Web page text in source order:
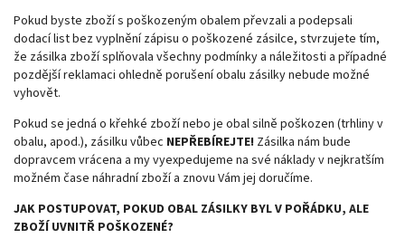
Pokud byste zboží s poškozeným obalem převzali a podepsali
dodací list bez vyplnění zápisu o poškozené zásilce, stvrzujete tím,
že zásilka zboží splňovala všechny podmínky a náležitosti a případné
pozdější reklamaci ohledně porušení obalu zásilky nebude možné
vyhovět.
Pokud se jedná o křehké zboží nebo je obal silně poškozen (trhliny v
obalu, apod.), zásilku vůbec NEPŘEBÍREJTE! Zásilka nám bude
dopravcem vrácena a my vyexpedujeme na své náklady v nejkratším
možném čase náhradní zboží a znovu Vám jej doručíme.
JAK POSTUPOVAT, POKUD OBAL ZÁSILKY BYL V POŘÁDKU, ALE
ZBOŽÍ UVNITŘ POŠKOZENÉ?